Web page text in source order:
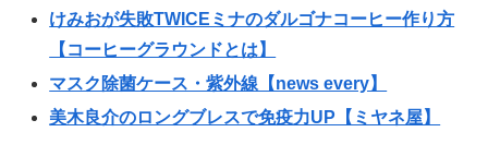
けみおが失敗TWICEミナのダルゴナコーヒー作り方
【コーヒーグラウンドとは】
マスク除菌ケース・紫外線【news every】
美木良介のロングブレスで免疫力UP【ミヤネ屋】